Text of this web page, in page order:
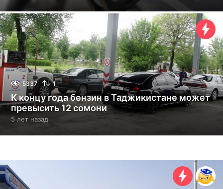
е
с
я
ц
н
а
з
а
д
5337 1
К концу года бензин в Таджикистане может
превысить 12 сомони
5 лет назад
е